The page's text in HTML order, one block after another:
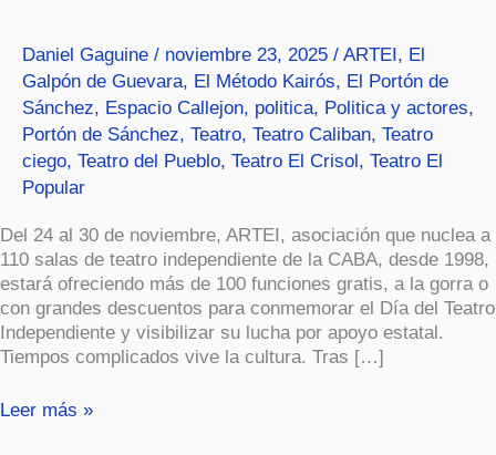
Daniel Gaguine / noviembre 23, 2025 / ARTEI, El
Galpón de Guevara, El Método Kairós, El Portón de
Sánchez, Espacio Callejon, politica, Politica y actores,
Portón de Sánchez, Teatro, Teatro Caliban, Teatro
ciego, Teatro del Pueblo, Teatro El Crisol, Teatro El
Popular
Del 24 al 30 de noviembre, ARTEI, asociación que nuclea a
110 salas de teatro independiente de la CABA, desde 1998,
estará ofreciendo más de 100 funciones gratis, a la gorra o
con grandes descuentos para conmemorar el Día del Teatro
Independiente y visibilizar su lucha por apoyo estatal.
Tiempos complicados vive la cultura. Tras […]
funciones
lucha.
Leer más »